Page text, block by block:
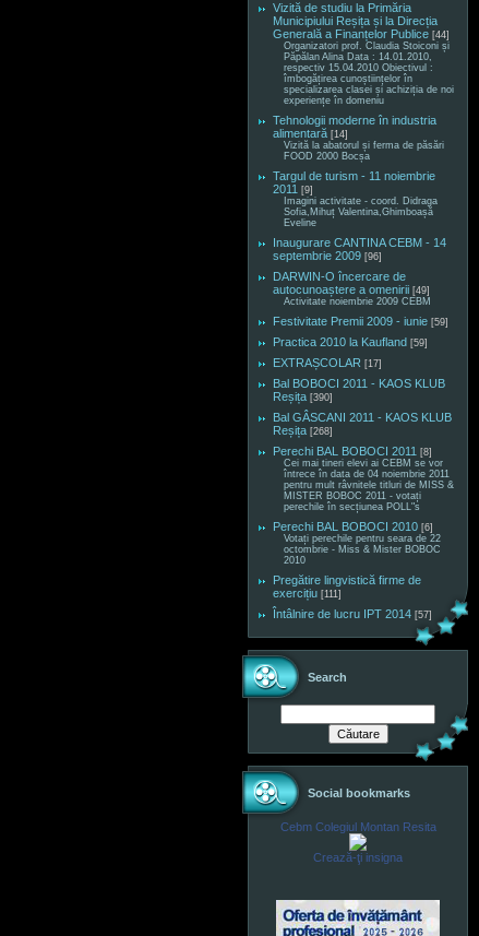
Vizită de studiu la Primăria
Municipiului Reșița și la Direcția
Generală a Finanțelor Publice [44]
Organizatori prof. Claudia Stoiconi și
Păpălan Alina Data : 14.01.2010,
respectiv 15.04.2010 Obiectivul :
îmbogățirea cunoștiințelor în
specializarea clasei și achiziția de noi
experiențe în domeniu
Tehnologii moderne în industria
alimentară [14]
Vizită la abatorul și ferma de păsări
FOOD 2000 Bocșa
Targul de turism - 11 noiembrie
2011 [9]
Imagini activitate - coord. Didraga
Sofia,Mihuț Valentina,Ghimboașă
Eveline
Inaugurare CANTINA CEBM - 14
septembrie 2009 [96]
DARWIN-O încercare de
autocunoaștere a omenirii [49]
Activitate noiembrie 2009 CEBM
Festivitate Premii 2009 - iunie [59]
Practica 2010 la Kaufland [59]
EXTRAȘCOLAR [17]
Bal BOBOCI 2011 - KAOS KLUB
Reșița [390]
Bal GÂSCANI 2011 - KAOS KLUB
Reșița [268]
Perechi BAL BOBOCI 2011 [8]
Cei mai tineri elevi ai CEBM se vor
întrece în data de 04 noiembrie 2011
pentru mult râvnitele titluri de MISS &
MISTER BOBOC 2011 - votați
perechile în secțiunea POLL"s
Perechi BAL BOBOCI 2010 [6]
Votați perechile pentru seara de 22
octombrie - Miss & Mister BOBOC
2010
Pregătire lingvistică firme de
exercițiu [111]
Întâlnire de lucru IPT 2014 [57]
Search
Social bookmarks
Cebm Colegiul Montan Resita
Crează-ţi insigna